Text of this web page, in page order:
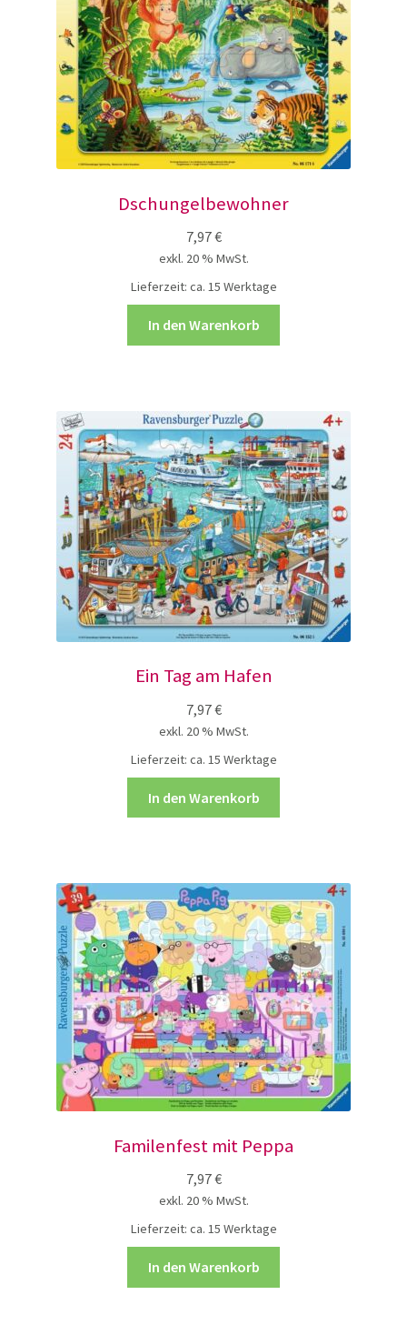
Dschungelbewohner
7,97€
exkl. 20 % MwSt.
Lieferzeit: ca. 15 Werktage
In den Warenkorb
Ein Tag am Hafen
7,97€
exkl. 20 % MwSt.
Lieferzeit: ca. 15 Werktage
In den Warenkorb
Familenfest mit Peppa
7,97€
exkl. 20 % MwSt.
Lieferzeit: ca. 15 Werktage
In den Warenkorb